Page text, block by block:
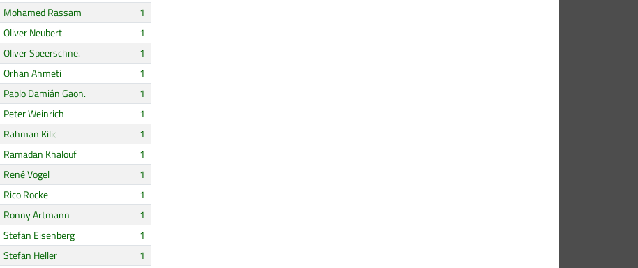
Mohamed Rassam
1
Oliver Neubert
1
Oliver Speerschne.
1
Orhan Ahmeti
1
Pablo Damián Gaon.
1
Peter Weinrich
1
Rahman Kilic
1
Ramadan Khalouf
1
René Vogel
1
Rico Rocke
1
Ronny Artmann
1
Stefan Eisenberg
1
Stefan Heller
1